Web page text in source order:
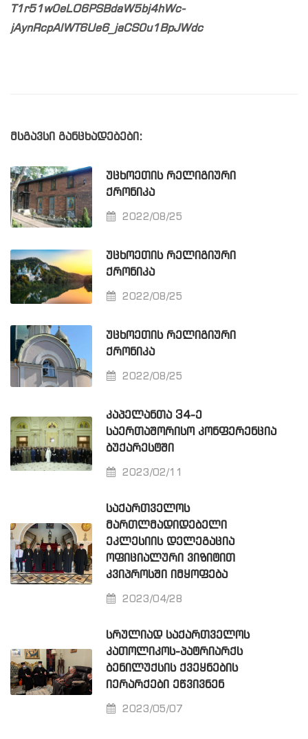
T1r51w0eLO6PSBdaW5bj4hWc-
jAynRcpAlWT6Ue6_jaCS0u1BpJWdc
მსგავსი განცხადებები:
ᲣᲪᲮᲝᲔᲗᲘᲡ ᲠᲔᲚᲘᲒᲘᲣᲠᲘ
ᲥᲠᲝᲜᲘᲙᲐ
2022/08/25
ᲣᲪᲮᲝᲔᲗᲘᲡ ᲠᲔᲚᲘᲒᲘᲣᲠᲘ
ᲥᲠᲝᲜᲘᲙᲐ
2022/08/25
ᲣᲪᲮᲝᲔᲗᲘᲡ ᲠᲔᲚᲘᲒᲘᲣᲠᲘ
ᲥᲠᲝᲜᲘᲙᲐ
2022/08/25
ᲙᲐᲞᲔᲚᲐᲜᲗᲐ 34-Ე
ᲡᲐᲔᲠᲗᲐᲨᲝᲠᲘᲡᲝ ᲙᲝᲜᲤᲔᲠᲔᲜᲪᲘᲐ
ᲑᲣᲥᲐᲠᲔᲡᲢᲨᲘ
2023/02/11
ᲡᲐᲥᲐᲠᲗᲕᲔᲚᲝᲡ
ᲛᲐᲠᲗᲚᲛᲐᲓᲘᲓᲔᲑᲔᲚᲘ
ᲔᲙᲚᲔᲡᲘᲘᲡ ᲓᲔᲚᲔᲒᲐᲪᲘᲐ
ᲝᲤᲘᲪᲘᲐᲚᲣᲠᲘ ᲕᲘᲖᲘᲢᲘᲗ
ᲙᲕᲘᲞᲠᲝᲡᲨᲘ ᲘᲛᲧᲝᲤᲔᲑᲐ
2023/04/28
ᲡᲠᲣᲚᲘᲐᲓ ᲡᲐᲥᲐᲠᲗᲕᲔᲚᲝᲡ
ᲙᲐᲗᲝᲚᲘᲙᲝᲡ-ᲞᲐᲢᲠᲘᲐᲠᲥᲡ
ᲑᲔᲜᲘᲚᲣᲥᲡᲘᲡ ᲥᲕᲔᲧᲜᲔᲑᲘᲡ
ᲘᲔᲠᲐᲠᲥᲔᲑᲘ ᲔᲬᲕᲘᲕᲜᲔᲜ
2023/05/07